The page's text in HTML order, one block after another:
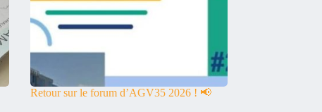
Retour sur le forum d’AGV35 2026 ! 📢